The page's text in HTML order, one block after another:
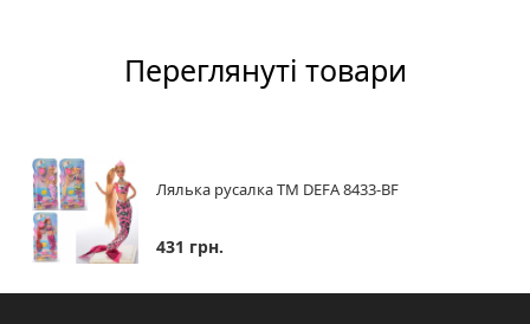
Переглянуті товари
Лялька русалка ТМ DEFA 8433-BF
431 грн.